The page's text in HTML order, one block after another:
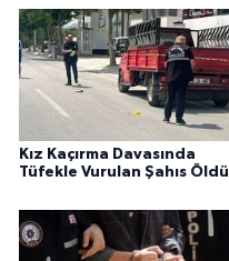
Kız Kaçırma Davasında
Tüfekle Vurulan Şahıs Öldü